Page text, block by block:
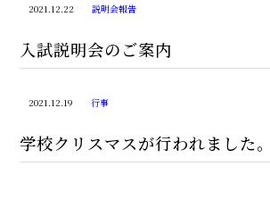
2021.12.22 説明会報告
入試説明会のご案内
2021.12.19 行事
学校クリスマスが行われました。